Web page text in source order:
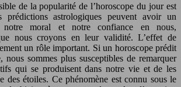
de la popularité de l’horoscope du jour est
prédictions astrologiques peuvent avoir un
moral et notre confiance en nous,
nous croyons en leur validité. L’effet de
un rôle important. Si un horoscope prédit
nous sommes plus susceptibles de remarquer
qui se produisent dans notre vie et de les
des étoiles. Ce phénomène est connu sous le